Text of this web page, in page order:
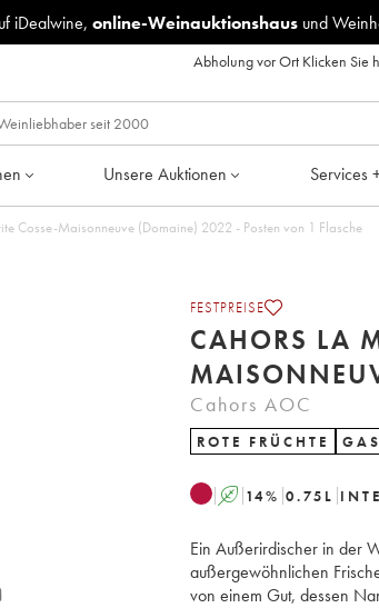
iDealwine, online-Weinauktionshausund
Abholung vor Ort Klicken Sie
Unsere Auktionen Services
Cahors La Marguerite Cosse-Maisonneuve (Domaine) 2022 - Posten von 1 Flasche
FESTPREISE
CAHORS LA
Cahors AOC
ROTE FRÜCHTE
A 14% 0.75 L
Ein Außerirdischer in der
außergewöhnlichen
von einem Gut, dessen